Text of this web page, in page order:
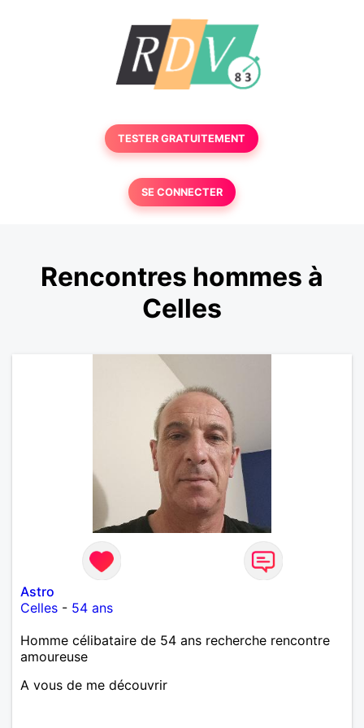
TESTER GRATUITEMENT
SE CONNECTER
Rencontres hommes à
Celles
Astro
Celles - 54 ans
Homme célibataire de 54 ans recherche rencontre
amoureuse
A vous de me découvrir